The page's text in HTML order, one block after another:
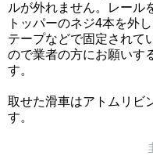
ルが外れません。レール
トッパーのネジ4本を外
テープなどで固定されて
ので業者の方にお願いす
す。
取せた滑車はアトムリビ
す。